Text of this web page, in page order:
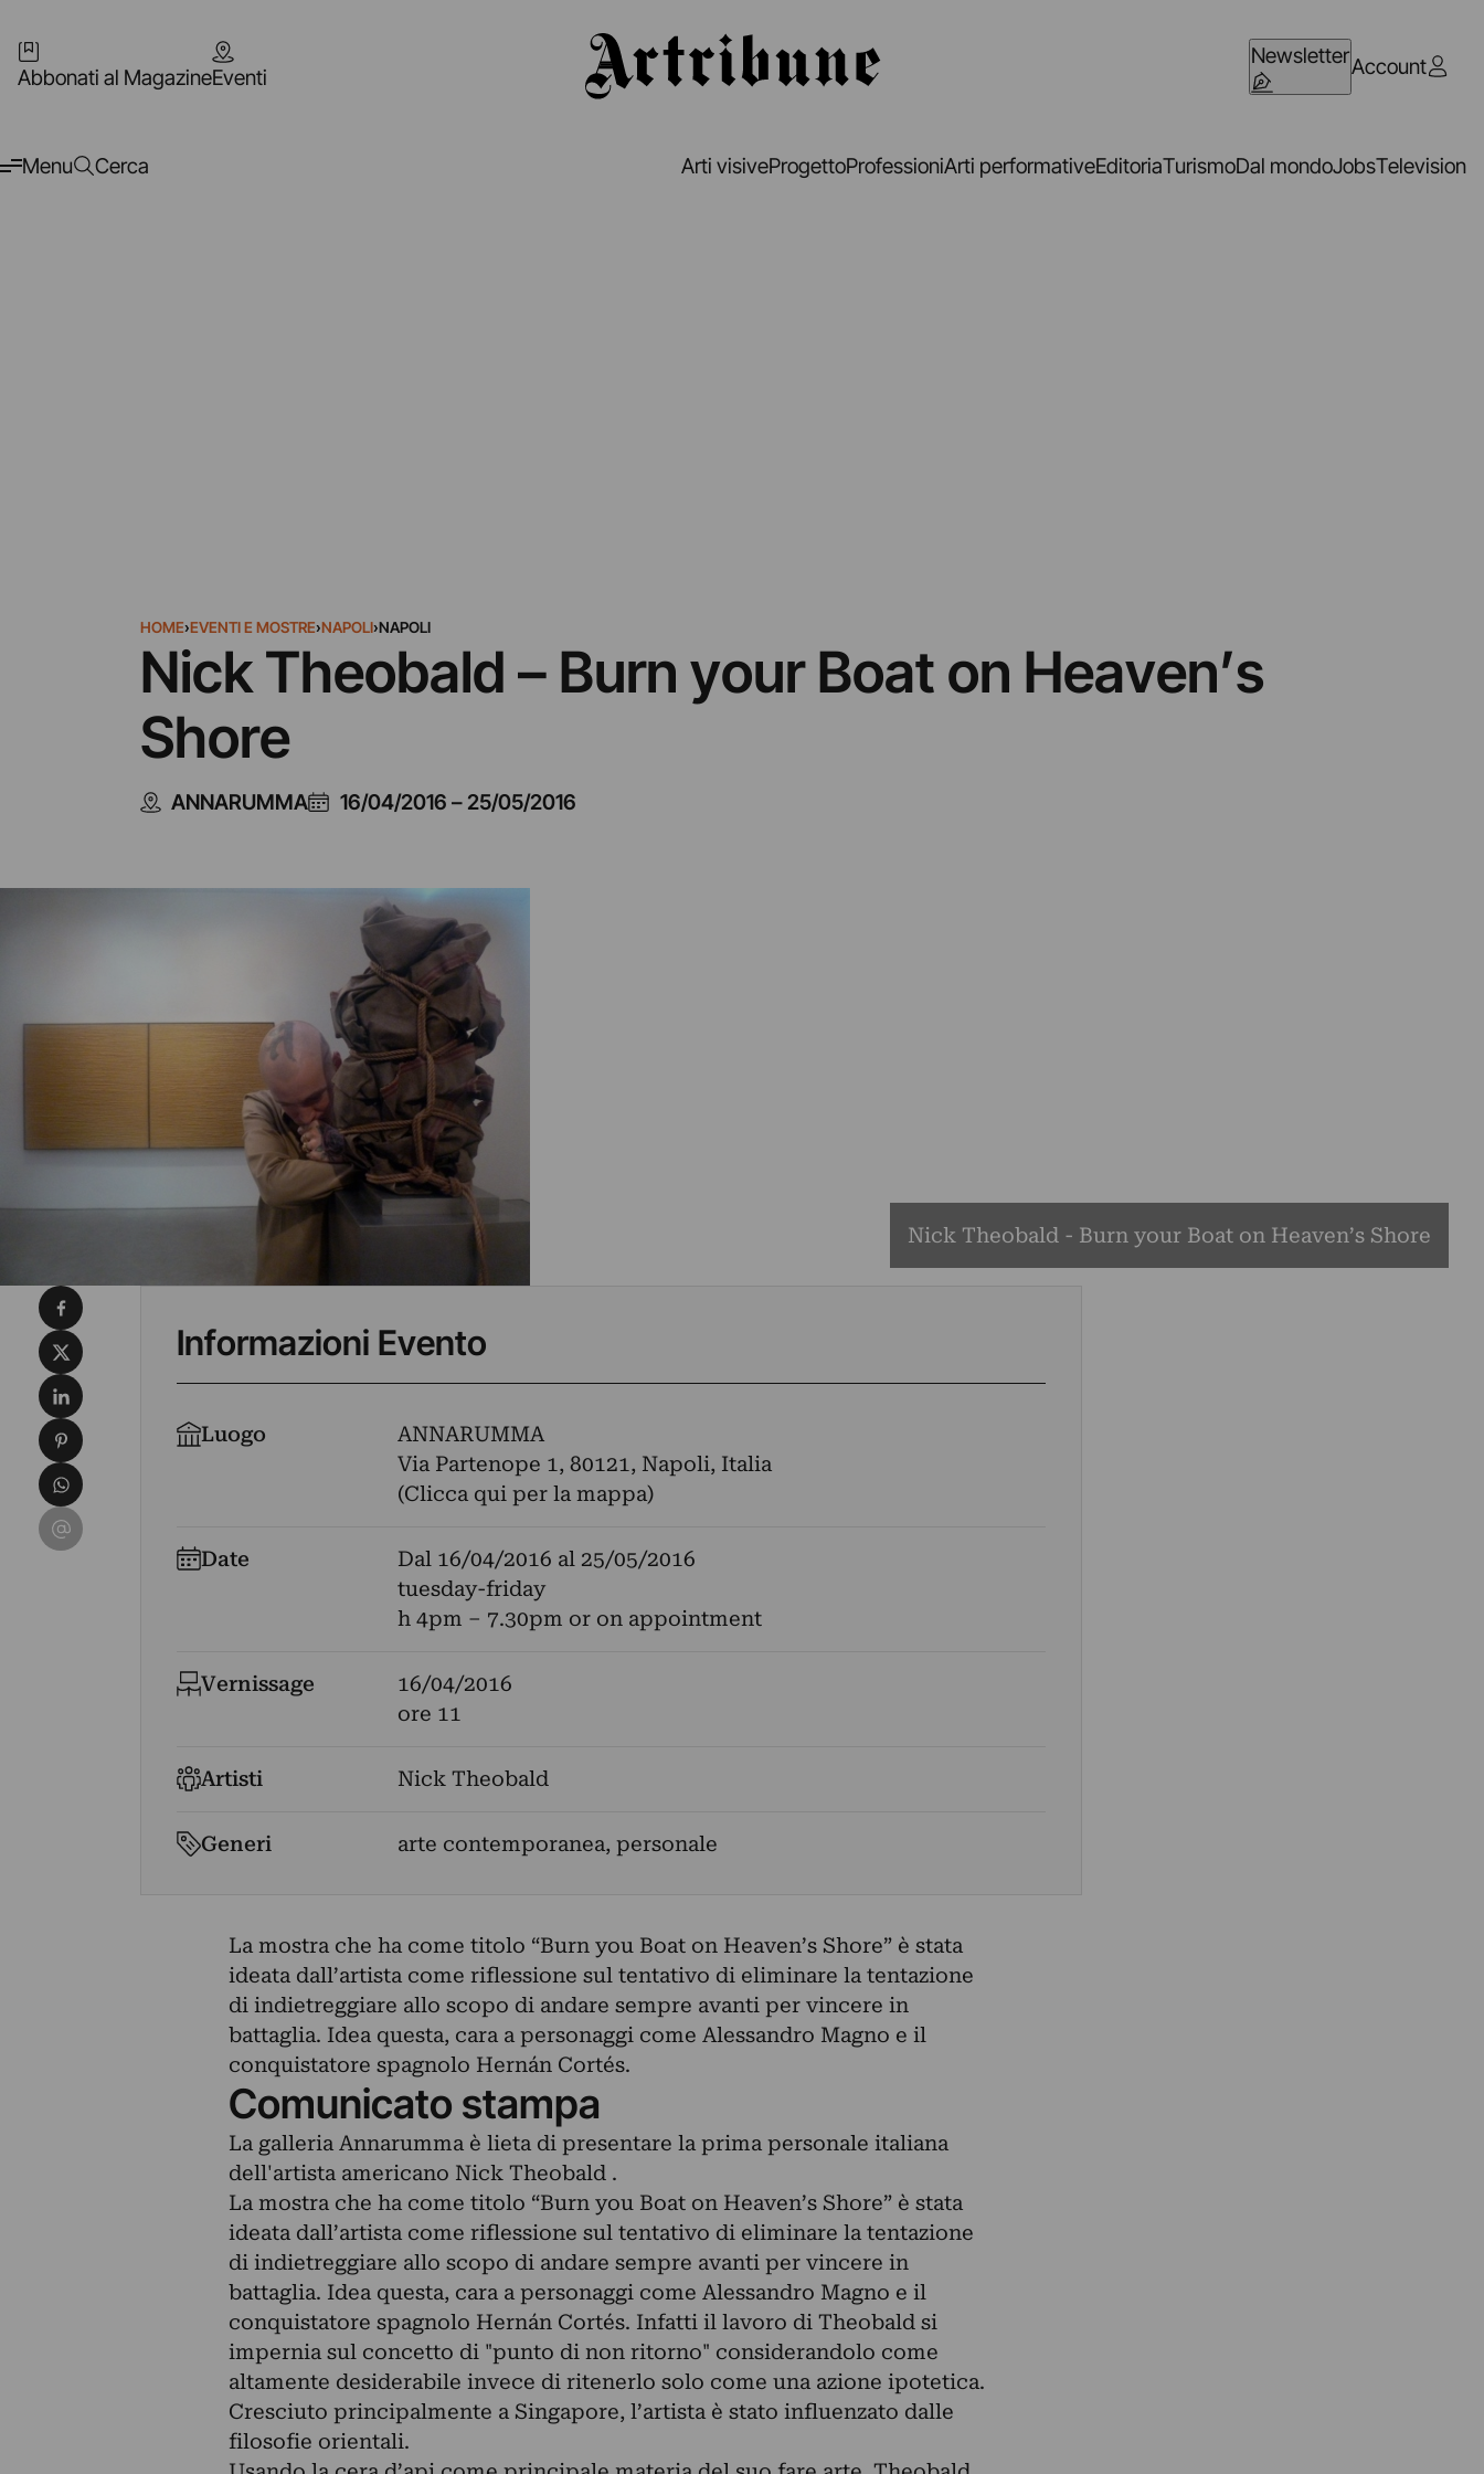
Abbonati al MagazineEventi
NewsletterAccount
Menu Cerca Arti visiveProgettoProfessioniArti performativeEditoriaTurismoDal mondoJobsTelevision
HOME›EVENTI E MOSTRE›NAPOLI›NAPOLI
Nick Theobald – Burn your Boat on Heaven’s
Shore
ANNARUMMA 16/04/2016 – 25/05/2016
Nick Theobald - Burn your Boat on Heaven’s Shore
Informazioni Evento
Luogo
ANNARUMMA
Via Partenope 1, 80121, Napoli, Italia
(Clicca qui per la mappa)
Date Dal 16/04/2016 al 25/05/2016
tuesday-friday
h 4pm – 7.30pm or on appointment
Vernissage
16/04/2016
ore 11
Artisti Nick Theobald
Generi arte contemporanea, personale
La mostra che ha come titolo “Burn you Boat on Heaven’s Shore” è stata
ideata dall’artista come riflessione sul tentativo di eliminare la tentazione
di indietreggiare allo scopo di andare sempre avanti per vincere in
battaglia. Idea questa, cara a personaggi come Alessandro Magno e il
conquistatore spagnolo Hernán Cortés.
Comunicato stampa
La galleria Annarumma è lieta di presentare la prima personale italiana
dell'artista americano Nick Theobald .
La mostra che ha come titolo “Burn you Boat on Heaven’s Shore” è stata
ideata dall’artista come riflessione sul tentativo di eliminare la tentazione
di indietreggiare allo scopo di andare sempre avanti per vincere in
battaglia. Idea questa, cara a personaggi come Alessandro Magno e il
conquistatore spagnolo Hernán Cortés. Infatti il lavoro di Theobald si
impernia sul concetto di "punto di non ritorno" considerandolo come
altamente desiderabile invece di ritenerlo solo come una azione ipotetica.
Cresciuto principalmente a Singapore, l’artista è stato influenzato dalle
filosofie orientali.
Condividi su Facebook
Condividi su X
Condividi su LinkedIn
Condividi su Pinterest
Condividi su WhatsApp
Condividi su Email